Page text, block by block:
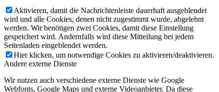
Aktivieren, damit die Nachrichtenleiste dauerhaft ausgeblendet
wird und alle Cookies, denen nicht zugestimmt wurde, abgelehnt
werden. Wir benötigen zwei Cookies, damit diese Einstellung
gespeichert wird. Andernfalls wird diese Mitteilung bei jedem
Seitenladen eingeblendet werden.
Hier klicken, um notwendige Cookies zu aktivieren/deaktivieren.
Andere externe Dienste
Wir nutzen auch verschiedene externe Dienste wie Google
Webfonts, Google Maps und externe Videoanbieter. Da diese